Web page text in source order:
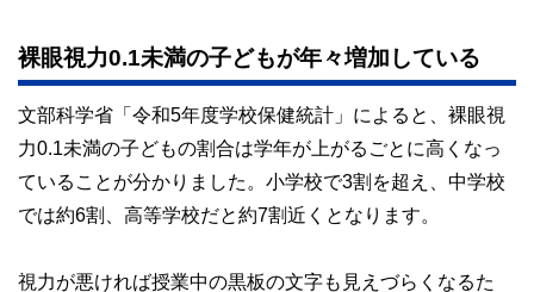
裸眼視力0.1未満の子どもが年々増加している
文部科学省「令和5年度学校保健統計」によると、裸眼視
力0.1未満の子どもの割合は学年が上がるごとに高くなっ
ていることが分かりました。小学校で3割を超え、中学校
では約6割、高等学校だと約7割近くとなります。
視力が悪ければ授業中の黒板の文字も見えづらくなるた